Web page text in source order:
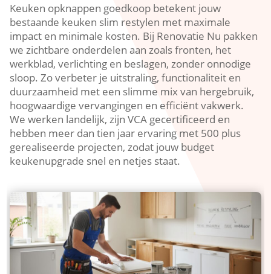
Keuken opknappen goedkoop betekent jouw
bestaande keuken slim restylen met maximale
impact en minimale kosten.​ Bij Renovatie Nu pakken
we zichtbare onderdelen aan zoals fronten, het
werkblad, verlichting en beslagen, zonder onnodige
sloop.​ Zo verbeter je uitstraling, functionaliteit en
duurzaamheid met een slimme mix van hergebruik,
hoogwaardige vervangingen en efficiënt vakwerk.​
We werken landelijk, zijn VCA gecertificeerd en
hebben meer dan tien jaar ervaring met 500 plus
gerealiseerde projecten, zodat jouw budget
keukenupgrade snel en netjes staat.​